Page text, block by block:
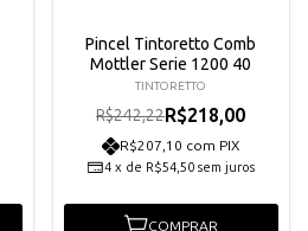
Pincel Tintoretto Comb
Mottler Serie 1200 40
TINTORETTO
R$242,22R$218,00
R$207,10 com PIX
4 x de R$54,50 sem juros
COMPRAR